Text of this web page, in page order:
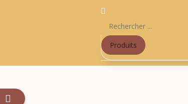
Produits